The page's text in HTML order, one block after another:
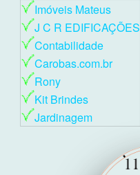
Imóveis Mateus
J C R EDIFICAÇÕES
Contabilidade
Carobas.com.br
Rony
Kit Brindes
Jardinagem